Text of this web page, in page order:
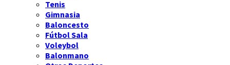
Tenis
Gimnasia
Baloncesto
Fútbol Sala
Voleybol
Balonmano